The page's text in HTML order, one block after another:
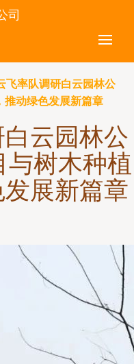
司
飞率队调研白云园林公
推动绿色发展新篇章
云园林公
树木种植
展新篇章